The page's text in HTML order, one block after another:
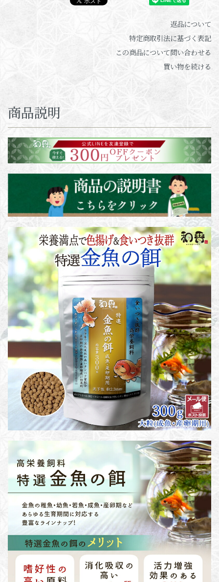
返品について
特定商取引法に基づく表記
この商品について問い合わせる
買い物を続ける
商品説明